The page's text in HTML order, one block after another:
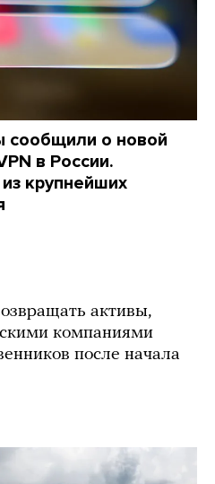
сообщили о новой
в России.
крупнейших
активы,
компаниями
после начала